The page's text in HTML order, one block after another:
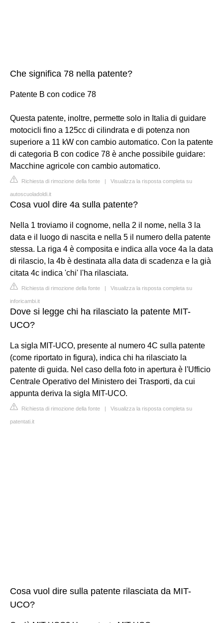
Che significa 78 nella patente?
Patente B con codice 78
Questa patente, inoltre, permette solo in Italia di guidare
motocicli fino a 125cc di cilindrata e di potenza non
superiore a 11 kW con cambio automatico. Con la patente
di categoria B con codice 78 è anche possibile guidare:
Macchine agricole con cambio automatico.
Richiesta di rimozione della fonte | Visualizza la risposta completa su
autoscuoladoldi.it
Cosa vuol dire 4a sulla patente?
Nella 1 troviamo il cognome, nella 2 il nome, nella 3 la
data e il luogo di nascita e nella 5 il numero della patente
stessa. La riga 4 è composita e indica alla voce 4a la data
di rilascio, la 4b è destinata alla data di scadenza e la già
citata 4c indica 'chi' l'ha rilasciata.
Richiesta di rimozione della fonte | Visualizza la risposta completa su
inforicambi.it
Dove si legge chi ha rilasciato la patente MIT-
UCO?
La sigla MIT-UCO, presente al numero 4C sulla patente
(come riportato in figura), indica chi ha rilasciato la
patente di guida. Nel caso della foto in apertura è l'Ufficio
Centrale Operativo del Ministero dei Trasporti, da cui
appunta deriva la sigla MIT-UCO.
Richiesta di rimozione della fonte | Visualizza la risposta completa su
patentati.it
Cosa vuol dire sulla patente rilasciata da MIT-
UCO?